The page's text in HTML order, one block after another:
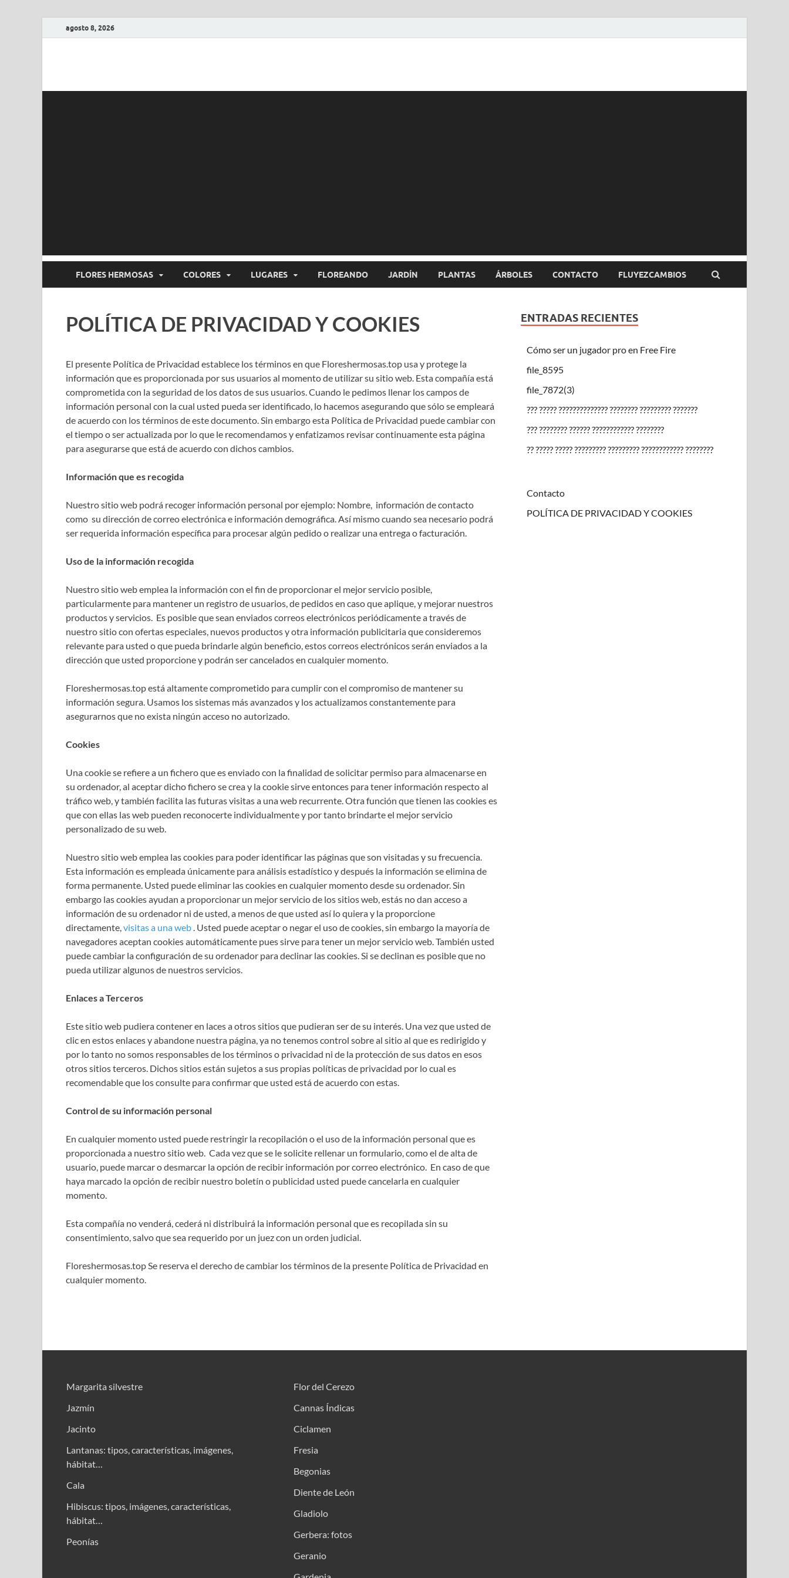
agosto 8, 2026
FLORES HERMOSAS COLORES LUGARES FLOREANDO JARDÍN PLANTAS ÁRBOLES CONTACTO FLUYEZCAMBIOS
POLÍTICA DE PRIVACIDAD Y COOKIES
El presente Política de Privacidad establece los términos en que Floreshermosas.top usa y protege la
información que es proporcionada por sus usuarios al momento de utilizar su sitio web. Esta compañía está
comprometida con la seguridad de los datos de sus usuarios. Cuando le pedimos llenar los campos de
información personal con la cual usted pueda ser identificado, lo hacemos asegurando que sólo se empleará
de acuerdo con los términos de este documento. Sin embargo esta Política de Privacidad puede cambiar con
el tiempo o ser actualizada por lo que le recomendamos y enfatizamos revisar continuamente esta página
para asegurarse que está de acuerdo con dichos cambios.
Información que es recogida
Nuestro sitio web podrá recoger información personal por ejemplo: Nombre, información de contacto
como su dirección de correo electrónica e información demográfica. Así mismo cuando sea necesario podrá
ser requerida información específica para procesar algún pedido o realizar una entrega o facturación.
Uso de la información recogida
Nuestro sitio web emplea la información con el fin de proporcionar el mejor servicio posible,
particularmente para mantener un registro de usuarios, de pedidos en caso que aplique, y mejorar nuestros
productos y servicios. Es posible que sean enviados correos electrónicos periódicamente a través de
nuestro sitio con ofertas especiales, nuevos productos y otra información publicitaria que consideremos
relevante para usted o que pueda brindarle algún beneficio, estos correos electrónicos serán enviados a la
dirección que usted proporcione y podrán ser cancelados en cualquier momento.
Floreshermosas.top está altamente comprometido para cumplir con el compromiso de mantener su
información segura. Usamos los sistemas más avanzados y los actualizamos constantemente para
asegurarnos que no exista ningún acceso no autorizado.
Cookies
Una cookie se refiere a un fichero que es enviado con la finalidad de solicitar permiso para almacenarse en
su ordenador, al aceptar dicho fichero se crea y la cookie sirve entonces para tener información respecto al
tráfico web, y también facilita las futuras visitas a una web recurrente. Otra función que tienen las cookies es
que con ellas las web pueden reconocerte individualmente y por tanto brindarte el mejor servicio
personalizado de su web.
Nuestro sitio web emplea las cookies para poder identificar las páginas que son visitadas y su frecuencia.
Esta información es empleada únicamente para análisis estadístico y después la información se elimina de
forma permanente. Usted puede eliminar las cookies en cualquier momento desde su ordenador. Sin
embargo las cookies ayudan a proporcionar un mejor servicio de los sitios web, estás no dan acceso a
información de su ordenador ni de usted, a menos de que usted así lo quiera y la proporcione
directamente,visitas a una web. Usted puede aceptar o negar el uso de cookies, sin embargo la mayoría de
navegadores aceptan cookies automáticamente pues sirve para tener un mejor servicio web. También usted
puede cambiar la configuración de su ordenador para declinar las cookies. Si se declinan es posible que no
pueda utilizar algunos de nuestros servicios.
Enlaces a Terceros
Este sitio web pudiera contener en laces a otros sitios que pudieran ser de su interés. Una vez que usted de
clic en estos enlaces y abandone nuestra página, ya no tenemos control sobre al sitio al que es redirigido y
por lo tanto no somos responsables de los términos o privacidad ni de la protección de sus datos en esos
otros sitios terceros. Dichos sitios están sujetos a sus propias políticas de privacidad por lo cual es
recomendable que los consulte para confirmar que usted está de acuerdo con estas.
Control de su información personal
En cualquier momento usted puede restringir la recopilación o el uso de la información personal que es
proporcionada a nuestro sitio web. Cada vez que se le solicite rellenar un formulario, como el de alta de
usuario, puede marcar o desmarcar la opción de recibir información por correo electrónico. En caso de que
haya marcado la opción de recibir nuestro boletín o publicidad usted puede cancelarla en cualquier
momento.
Esta compañía no venderá, cederá ni distribuirá la información personal que es recopilada sin su
consentimiento, salvo que sea requerido por un juez con un orden judicial.
Floreshermosas.top Se reserva el derecho de cambiar los términos de la presente Política de Privacidad en
cualquier momento.
ENTRADAS RECIENTES
Cómo ser un jugador pro en Free Fire
file_8595
file_7872(3)
??? ????? ?????????????? ???????? ????????? ???????
??? ???????? ?????? ???????????? ????????
?? ????? ????? ????????? ????????? ???????????? ????????
Contacto
POLÍTICA DE PRIVACIDAD Y COOKIES
Margarita silvestre
Jazmín
Jacinto
Lantanas: tipos, características, imágenes,
hábitat…
Cala
Hibiscus: tipos, imágenes, características,
hábitat…
Peonías
Flor del Cerezo
Cannas Índicas
Ciclamen
Fresia
Begonias
Diente de León
Gladiolo
Gerbera: fotos
Geranio